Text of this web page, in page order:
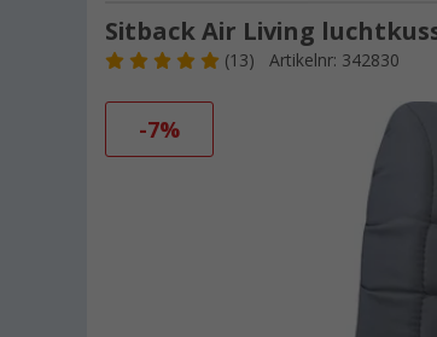
Sitback Air Living
(13) Artikelnr: 342830
-7%